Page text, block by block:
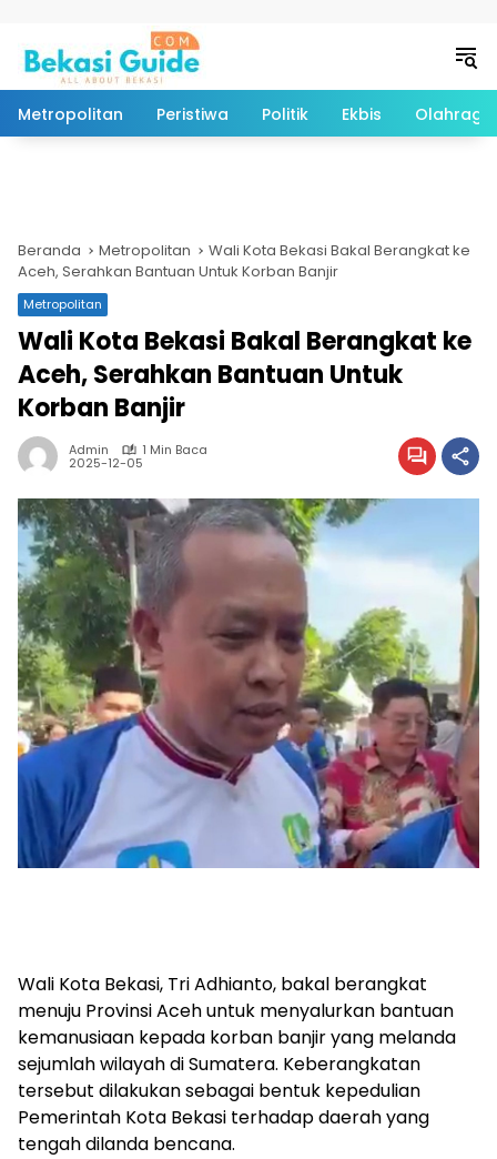
Metropolitan Peristiwa Politik Ekbis Olahraga
Beranda Metropolitan
Wali Kota Bekasi Bakal Berangkat ke
Aceh, Serahkan Bantuan Untuk Korban Banjir
Metropolitan
Wali Kota Bekasi Bakal Berangkat ke
Aceh, Serahkan Bantuan Untuk
Korban Banjir
Admin 1 Min Baca
2025-12-05
Wali Kota Bekasi, Tri Adhianto, bakal berangkat
menuju Provinsi Aceh untuk menyalurkan bantuan
kemanusiaan kepada korban banjir yang melanda
sejumlah wilayah di Sumatera. Keberangkatan
tersebut dilakukan sebagai bentuk kepedulian
Pemerintah Kota Bekasi terhadap daerah yang
tengah dilanda bencana.